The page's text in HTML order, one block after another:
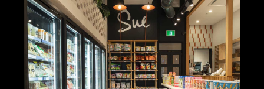
450 486-7556
info@maxiumconstruction.ca